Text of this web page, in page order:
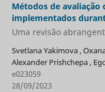
Métodos de
implementados
Uma revisão
Svetlana Yakimova ,
Alexander Prishchepa ,
e023059
28/09/2023